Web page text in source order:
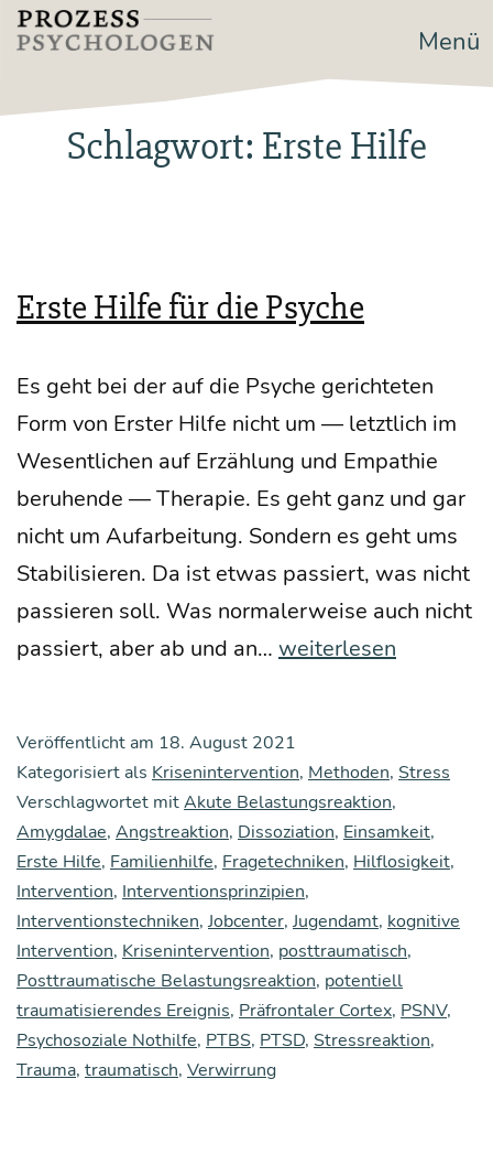
Zum
Inhalt
Prozesspsychologen Menü
Schlagwort: Erste Hilfe
Erste Hilfe für die Psyche
Es geht bei der auf die Psy­che gerich­te­ten
Form von Ers­ter Hil­fe nicht um — letzt­lich im
Wesent­li­chen auf Erzäh­lung und Empa­thie
beru­hen­de — The­ra­pie. Es geht ganz und gar
nicht um Auf­ar­bei­tung. Son­dern es geht ums
Sta­bi­li­sie­ren. Da ist etwas pas­siert, was nicht
pas­sie­ren soll. Was nor­ma­ler­wei­se auch nicht
pas­siert, aber ab und an… Ers­
fe
für
die
Psy­
che
weiterlesen
Veröffentlicht am 18. August 2021
Kategorisiert als Krisenintervention, Methoden, Stress
Verschlagwortet mitAkute Belastungsreaktion,
Amygdalae, Angstreaktion, Dissoziation, Einsamkeit,
Erste Hilfe, Familienhilfe, Fragetechniken, Hilflosigkeit,
Intervention, Interventionsprinzipien,
Interventionstechniken, Jobcenter, Jugendamt, kognitive
Intervention, Krisenintervention, posttraumatisch,
Posttraumatische Belastungsreaktion, potentiell
traumatisierendes Ereignis, Präfrontaler Cortex, PSNV,
Psychosoziale Nothilfe, PTBS, PTSD, Stressreaktion,
Trauma, traumatisch, Verwirrung